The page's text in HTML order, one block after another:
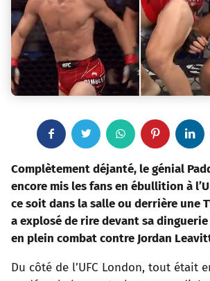
c
e
w
i
t
W
h
a
t
P
i
n
t
n
k
Complètement déjanté, le génial
encore mis les fans en ébullition à
ce soit dans la salle ou derrière une
a explosé de rire devant sa
en plein combat contre Jordan
Du côté de l’UFC London, tout était